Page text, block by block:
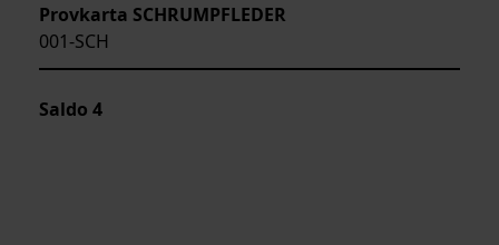
Provkarta SCHRUMPFLEDER
001-SCH
Saldo 4